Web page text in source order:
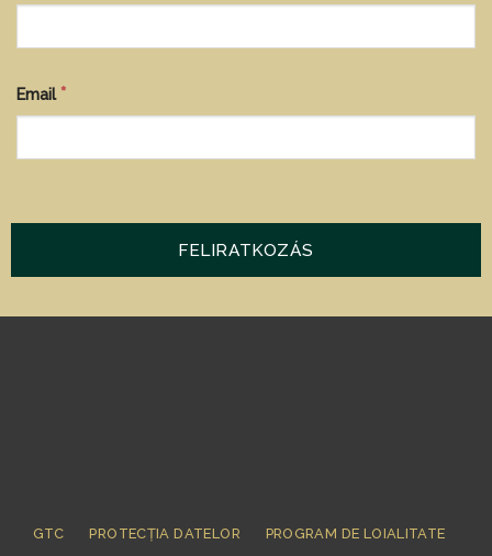
Email *
GTC PROTECȚIA DATELOR PROGRAM DE LOIALITATE